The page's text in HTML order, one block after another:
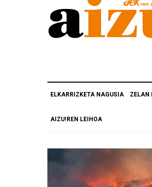
ELKARRIZKETA NAGUSIA ZELAN
AIZU!REN LEIHOA